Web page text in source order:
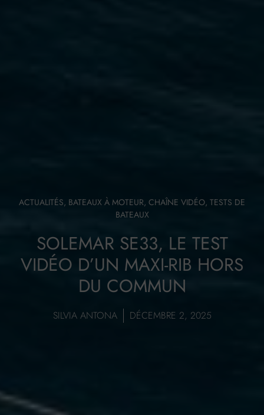
ACTUALITÉS, BATEAUX À MOTEUR, CHAÎNE VIDÉO, TESTS DE
BATEAUX
SOLEMAR SE33, LE TEST
VIDÉO D’UN MAXI-RIB HORS
DU COMMUN
SILVIA ANTONA DÉCEMBRE 2, 2025